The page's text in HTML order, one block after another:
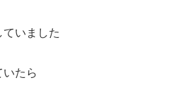
ていました
いたら